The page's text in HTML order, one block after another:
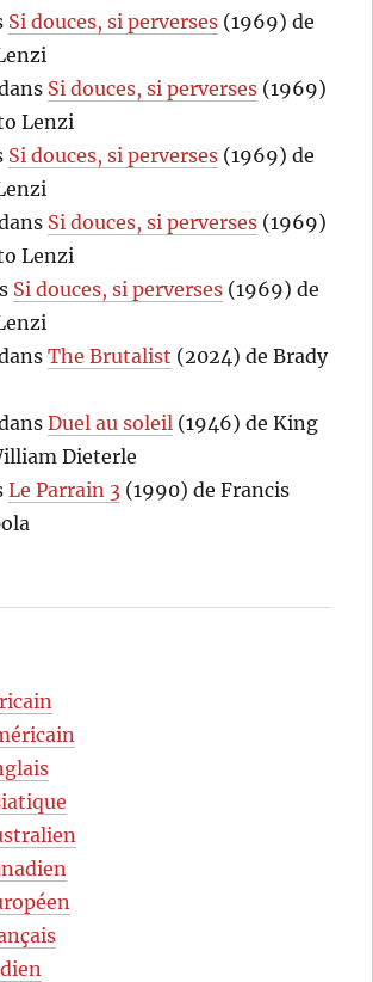
Si douces, si perverses (1969) de
Si douces, si perverses (1969)
Lenzi
Si douces, si perverses (1969) de
Si douces, si perverses (1969)
Lenzi
Si douces, si perverses (1969) de
The Brutalist (2024) de Brady
Duel au soleil (1946) de King
Dieterle
Le Parrain 3 (1990) de Francis